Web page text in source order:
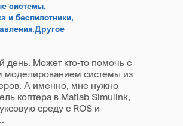
системы,
и беспилотники,
Другое
день. Может кто-то помочь с
моделированием системы из
А именно, мне нужно
коптера в Matlab Simulink,
среду с ROS и